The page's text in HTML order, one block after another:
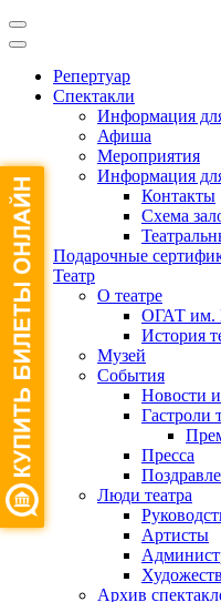
Репертуар
Спектакли
Информация
Афиша
Мероприятия
Информация
Контакты
Схема
Подарочные
Театр
О театре
ОГАТ им.
История
Музей
События
Новости и
Гастроли
Пресса
Люди театра
Артисты
Архив